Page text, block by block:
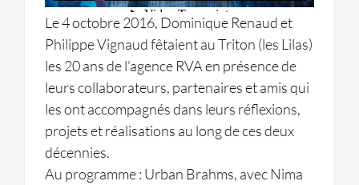
Le 4 octobre 2016, Dominique Renaud et
Philippe Vignaud fêtaient au Triton (les Lilas)
les 20 ans de l’agence RVA en présence de
leurs collaborateurs, partenaires et amis qui
les ont accompagnés dans leurs réflexions,
projets et réalisations au long de ces deux
décennies.
Au programme : Urban Brahms, avec Nima